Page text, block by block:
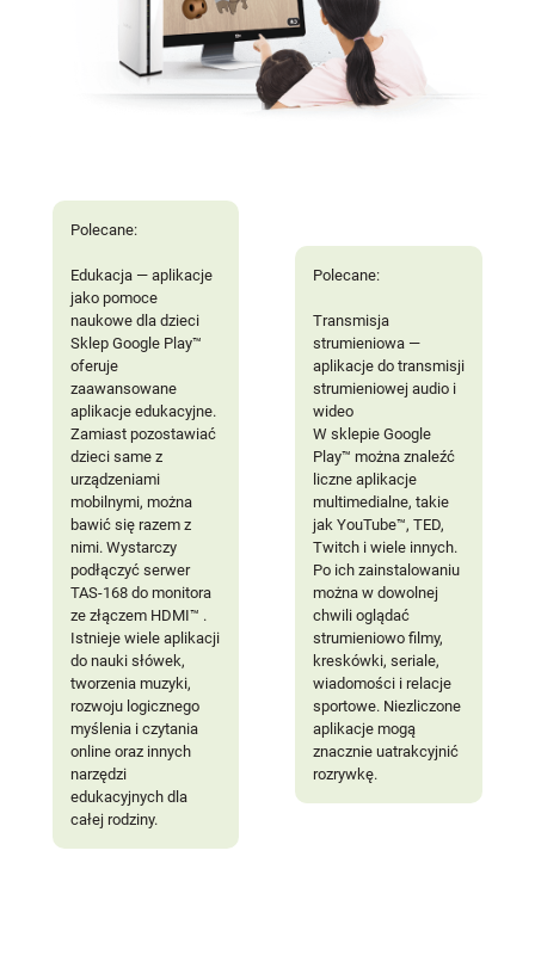
Polecane:
Edukacja — aplikacje
jako pomoce
naukowe dla dzieci
Sklep Google Play™
oferuje
zaawansowane
aplikacje edukacyjne.
Zamiast pozostawiać
dzieci same z
urządzeniami
mobilnymi, można
bawić się razem z
nimi. Wystarczy
podłączyć serwer
TAS-168 do monitora
ze złączem HDMI™ .
Istnieje wiele aplikacji
do nauki słówek,
tworzenia muzyki,
rozwoju logicznego
myślenia i czytania
online oraz innych
narzędzi
edukacyjnych dla
całej rodziny.
Polecane:
Transmisja
strumieniowa —
aplikacje do transmisji
strumieniowej audio i
wideo
W sklepie Google
Play™ można znaleźć
liczne aplikacje
multimedialne, takie
jak YouTube™, TED,
Twitch i wiele innych.
Po ich zainstalowaniu
można w dowolnej
chwili oglądać
strumieniowo filmy,
kreskówki, seriale,
wiadomości i relacje
sportowe. Niezliczone
aplikacje mogą
znacznie uatrakcyjnić
rozrywkę.